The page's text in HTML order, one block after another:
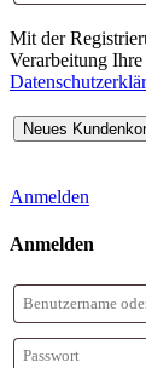
Mit der
Verarbeitung
Anmelden
Anmelden
Benutzername
oder
Passwort